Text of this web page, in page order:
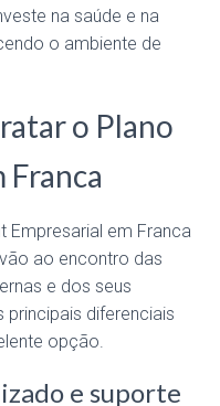
na saúde e na
o ambiente de
o Plano
Franca
Empresarial em Franca
ao encontro das
e dos seus
diferenciais
opção.
e suporte